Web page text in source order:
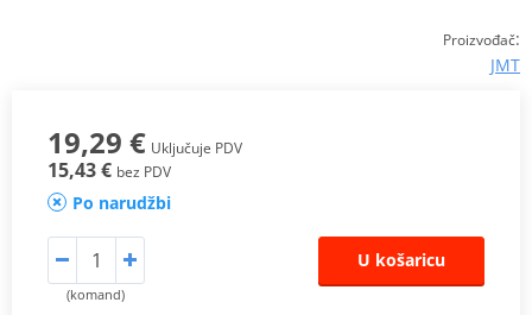
Proizvođač:
JMT
19,29 € Uključuje PDV
15,43 € bez PDV
Po narudžbi
(komand)
U košaricu